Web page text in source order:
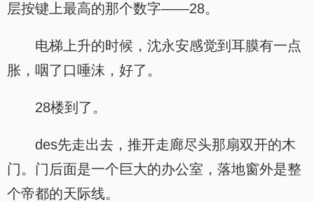
层按键上最高的那个数字——28。
电梯上升的时候，沈永安感觉到耳膜有一点
胀，咽了口唾沫，好了。
28楼到了。
des先走出去，推开走廊尽头那扇双开的木
门。门后面是一个巨大的办公室，落地窗外是整
个帝都的天际线。